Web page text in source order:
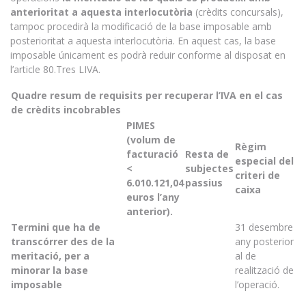
anterioritat a aquesta interlocutòria (crèdits concursals),
tampoc procedirà la modificació de la base imposable amb
posterioritat a aquesta interlocutòria. En aquest cas, la base
imposable únicament es podrà reduir conforme al disposat en
l’article 80.Tres LIVA.
Quadre resum de requisits per recuperar l’IVA en el cas
de crèdits incobrables
PIMES
(volum de
facturació
<
6.010.121,04
euros l’any
anterior).
Resta de
subjectes
passius
Règim
especial del
criteri de
caixa
Termini que ha de
transcórrer des de la
meritació, per a
minorar la base
imposable
31 desembre
any posterior
al de
realització de
l’operació.